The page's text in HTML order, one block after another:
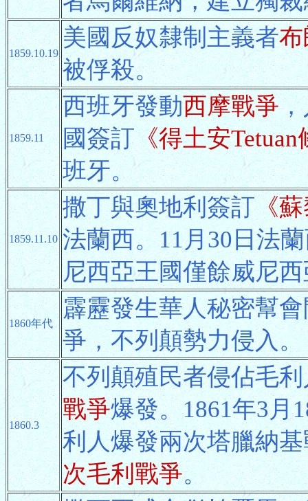
1859.10.19
美國反奴隸制主義者
被俘殺。
1859.11
西班牙發動西摩戰爭
國簽訂《得土安Tetuan
班牙。
1859.11.10
撒丁與奧地利簽訂《
法蘭西。11月30日法
尼西亞王國僅餘威尼
1860年代
霹靂發生華人秘密幫
爭，不列顛勢力侵入。
1860.3
不列顛殖民者侵佔毛
戰爭爆發。1861年3月
利人爆發兩次塔臘納
次毛利戰爭。